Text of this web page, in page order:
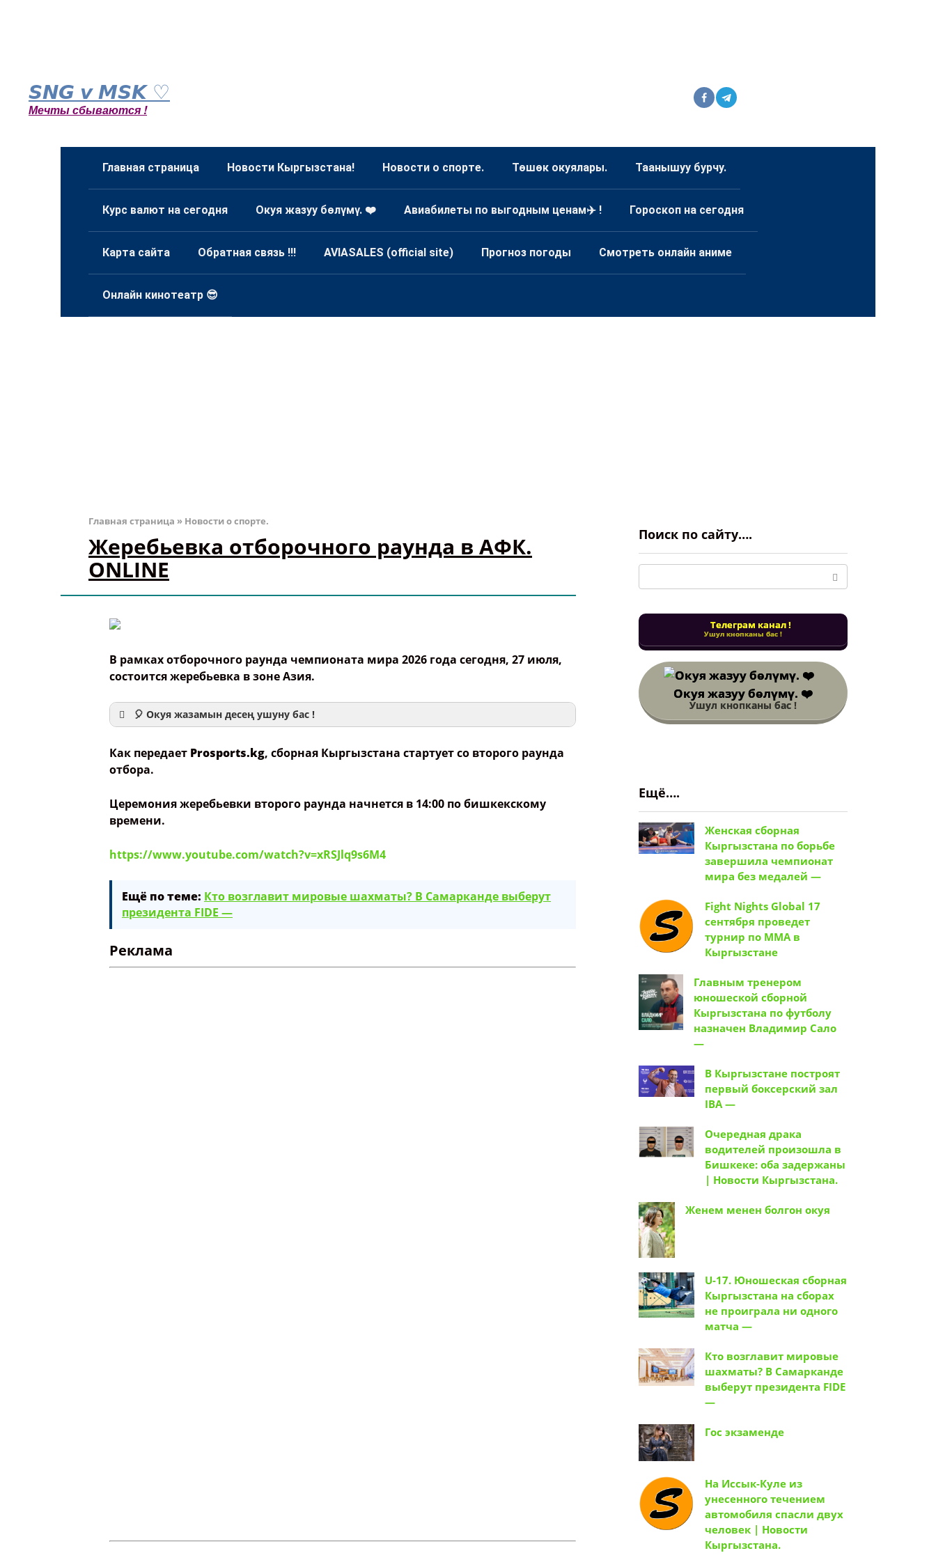
контенту𝙎𝙉𝙂 𝙫 𝙈𝙎𝙆 ♡
Мечты сбываются !
Главная страница Новости Кыргызстана! Новости о спорте. Төшөк окуялары. Таанышуу бурчу.
Курс валют на сегодня Окуя жазуу бөлүмү. ❤️ Авиабилеты по выгодным ценам✈️ ! Гороскоп на сегодня
Карта сайта Обратная связь !!! AVIASALES (official site) Прогноз погоды Смотреть онлайн аниме
Онлайн кинотеатр 😎
Главная страница » Новости о спорте.
Жеребьевка отборочного раунда в АФК.
ONLINE
В рамках отборочного раунда чемпионата мира 2026 года сегодня, 27 июля,
состоится жеребьевка в зоне Азия.
🎈 Окуя жазамын десең ушуну бас !
Название сообщения
Как передает Prosports.kg, сборная Кыргызстана стартует со второго раунда
отбора.
Церемония жеребьевки второго раунда начнется в 14:00 по бишкекскому
времени.
https://www.youtube.com/watch?v=xRSJlq9s6M4
Ещё по теме: Кто возглавит мировые шахматы? В Самарканде выберут
президента FIDE —
Реклама
Поиск по сайту….
Телеграм канал !
Ушул кнопканы бас !
Окуя жазуу бөлүмү. ❤️
Ушул кнопканы бас !
Ещё….
Женская сборная
Кыргызстана по борьбе
завершила чемпионат
мира без медалей —
Fight Nights Global 17
сентября проведет
турнир по ММА в
Кыргызстане
Главным тренером
юношеской сборной
Кыргызстана по футболу
назначен Владимир Сало
—
В Кыргызстане построят
первый боксерский зал
IBA —
Очередная драка
водителей произошла в
Бишкеке: оба задержаны
| Новости Кыргызстана.
Женем менен болгон окуя
U-17. Юношеская сборная
Кыргызстана на сборах
не проиграла ни одного
матча —
Кто возглавит мировые
шахматы? В Самарканде
выберут президента FIDE
—
Гос экзаменде
На Иссык-Куле из
унесенного течением
автомобиля спасли двух
человек | Новости
Кыргызстана.